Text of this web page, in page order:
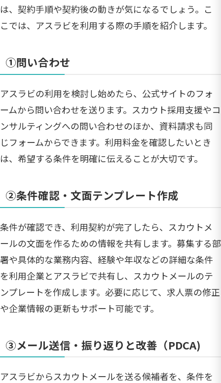
は、契約手順や契約後の動きが気になるでしょう。こ
こでは、アスラビを利用する際の手順を紹介します。
①問い合わせ
アスラビの利用を検討し始めたら、公式サイトのフォ
ームから問い合わせを送ります。スカウト採用支援やコ
ンサルティングへの問い合わせのほか、資料請求も同
じフォームからできます。利用料金を確認したいとき
は、希望する条件を明確に伝えることが大切です。
②条件確認・文面テンプレート作成
条件が確認でき、利用契約が完了したら、スカウトメ
ールの文面を作るための情報を共有します。募集する部
署や具体的な業務内容、経験や年収などの詳細な条件
を利用企業とアスラビで共有し、スカウトメールのテ
ンプレートを作成します。必要に応じて、求人票の修正
や企業情報の更新もサポート可能です。
③メール送信・振り返りと改善（PDCA)
アスラビからスカウトメールを送る候補者を、条件を